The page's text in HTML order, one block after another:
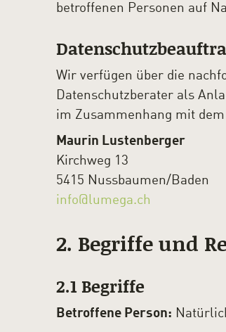
betroffenen Personen auf
Wir verfügen über die
Datenschutzberater als
im Zusammenhang mit
Maurin Lustenberger
Kirchweg 13
5415 Nussbaumen/Baden
info@lumega.ch
2. Begriffe und
2.1 Begriffe
Betroffene Person: